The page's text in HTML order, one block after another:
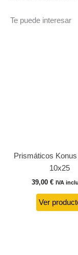
Te puede interesar
Prismáticos
10x25
39,00 € IVA
Ver